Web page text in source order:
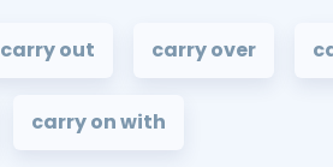
carry out carry over
carry on with